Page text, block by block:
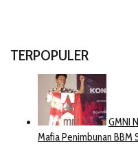
TERPOPULER